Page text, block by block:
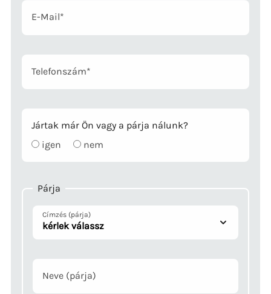
Mandatory
E-Mail*
Telefonszám*
Jártak már Ön vagy a párja nálunk?
igen
nem
Párja
Címzés (párja)
Neve (párja)